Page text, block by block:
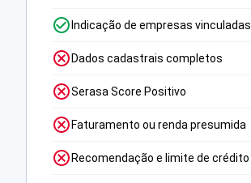
Indicação de empresas vinculadas
Dados cadastrais completos
Serasa Score Positivo
Faturamento ou renda presumida
Recomendação e limite de crédito